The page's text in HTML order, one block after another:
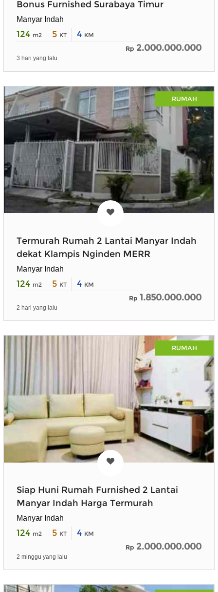
Bonus Furnished Surabaya Timur
Manyar Indah
124 m2 5 KT 4 KM
Rp 2.000.000.000
3 hari yang lalu
RUMAH
Termurah Rumah 2 Lantai Manyar Indah
dekat Klampis Nginden MERR
Manyar Indah
124 m2 5 KT 4 KM
Rp 1.850.000.000
2 hari yang lalu
RUMAH
Siap Huni Rumah Furnished 2 Lantai
Manyar Indah Harga Termurah
Manyar Indah
124 m2 5 KT 4 KM
Rp 2.000.000.000
2 minggu yang lalu